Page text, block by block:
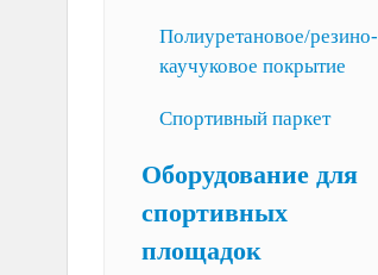
Полиуретановое/резино-
каучуковое покрытие
Спортивный паркет
Оборудование для
спортивных
площадок